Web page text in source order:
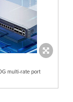
multi-rate port